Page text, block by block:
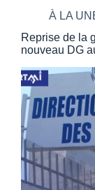
À LA
Reprise de la
nouveau DG